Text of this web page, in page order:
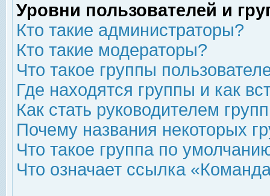
Уровни пользователей и
Кто такие администраторы?
Кто такие модераторы?
Что такое группы
Где находятся группы и как
Как стать руководителем
Почему названия некоторых
Что такое группа по
Что означает ссылка